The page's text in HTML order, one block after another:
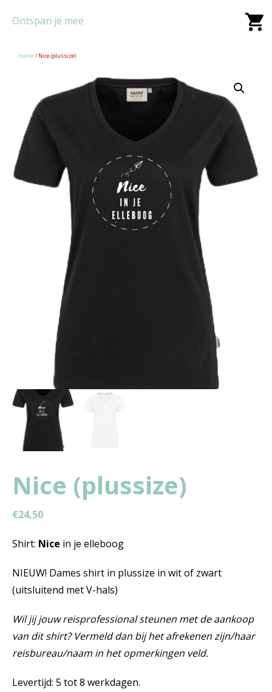
Ontspan je mee
Home / Nice (plussize)
Nice (plussize)
€24,50
Shirt: Nice in je elleboog
NIEUW! Dames shirt in plussize in wit of zwart
(uitsluitend met V-hals)
Wil jij jouw reisprofessional steunen met de aankoop
van dit shirt? Vermeld dan bij het afrekenen zijn/haar
reisbureau/naam in het opmerkingen veld.
Levertijd: 5 tot 8 werkdagen.